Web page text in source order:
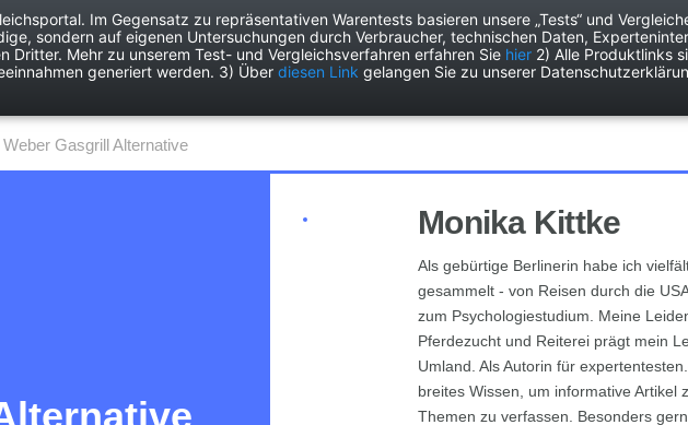
Drogerie Elektronik Freizeit Garten Haushalt Heimwerken Services
Weber Gasgrill Alternative
Monika Kittke
Als gebürtige Berlinerin habe ich
gesammelt - von Reisen durch die
zum Psychologiestudium. Meine
Pferdezucht und Reiterei prägt mein
Umland. Als Autorin für
breites Wissen, um informative Artikel
Themen zu verfassen. Besonders
Im Gegensatz zu repräsentativen Warentests basieren unsere „Tests“ und
sondern auf eigenen Untersuchungen durch Verbraucher, technischen Daten,
Dritter. Mehr zu unserem Test- und Vergleichsverfahren erfahren Sie hier 2) Alle Produktlinks
generiert werden. 3) Überdiesen Link gelangen Sie zu unserer